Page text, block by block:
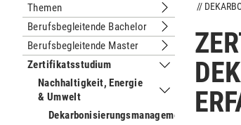
Themen
Untermenu Themen
Berufsbegleitende Bachelor
Untermenu
Berufsbegleitende Master
Untermenu
Zertifikatsstudium
Untermenu
Nachhaltigkeit, Energie
& Umwelt
Untermenu
Dekarbonisierungsmanagement